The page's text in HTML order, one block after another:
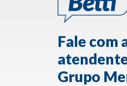
Fale com
Grupo